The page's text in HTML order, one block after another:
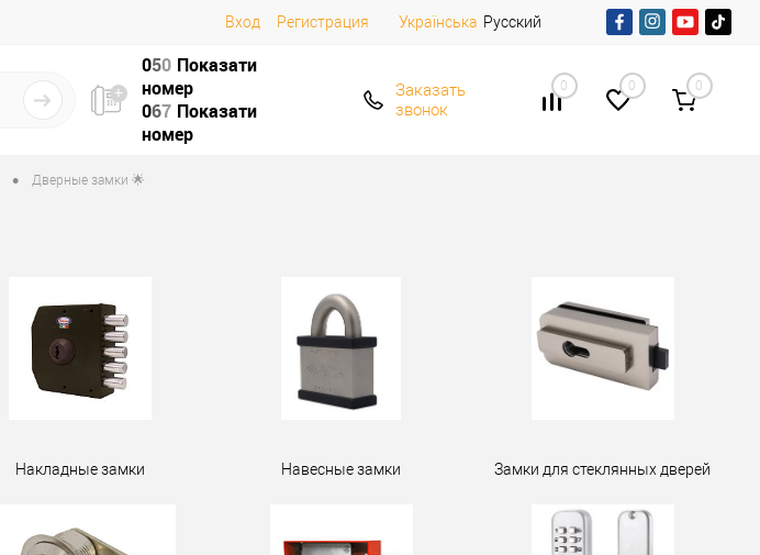
Вход Регистрация Українська Русский
050 Показати
номер
067 Показати
номер
Заказать
звонок
0 0 0
• Дверные замки 🌟
Накладные замки Навесные замки Замки для стеклянных дверей